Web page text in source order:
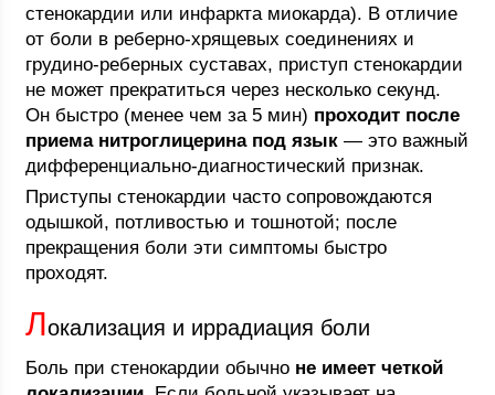
стенокардии или инфаркта миокарда). В отличие
от боли в реберно-хрящевых соединениях и
грудино-реберных суставах, приступ стенокардии
не может прекратиться через несколько секунд.
Он быстро (менее чем за 5 мин) проходит после
приема нитроглицерина под язык — это важный
дифференциально-диагностический признак.
Приступы стенокардии часто сопровождаются
одышкой, потливостью и тошнотой; после
прекращения боли эти симптомы быстро
проходят.
Локализация и иррадиация боли
Боль при стенокардии обычно не имеет четкой